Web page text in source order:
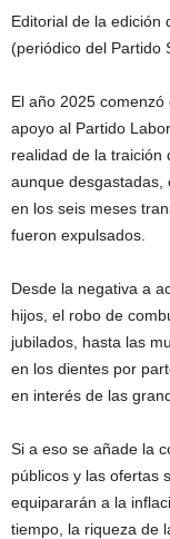
Editorial de la edición
(periódico del Partido
El año 2025
apoyo al Partido
realidad de la traición
aunque desgastadas,
en los seis meses
fueron expulsados.
Desde la negativa a
hijos, el robo de
jubilados, hasta las
en los dientes por
en interés de las
Si a eso se añade la
públicos y las ofertas
equipararán a la
tiempo, la riqueza de